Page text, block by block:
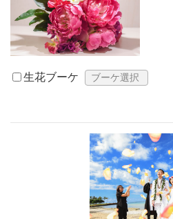
生花ブーケ ブーケ選択